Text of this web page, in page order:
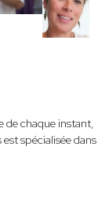
de chaque instant,
spécialisée dans